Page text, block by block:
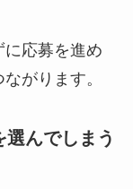
に応募を進め
がります。
んでしまう